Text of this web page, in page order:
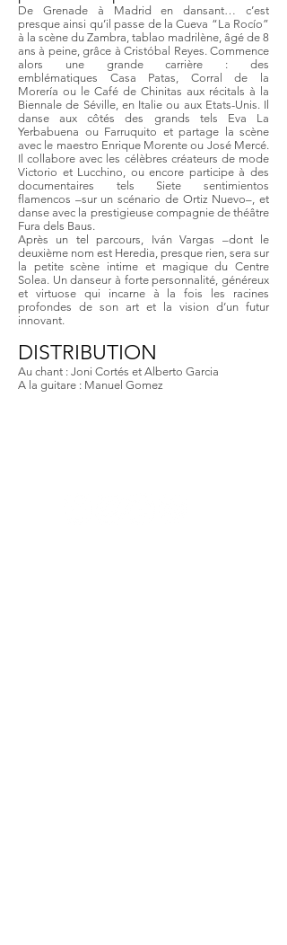
De Grenade à Madrid en dansant… c’est
presque ainsi qu’il passe de la Cueva “La Rocío”
à la scène du Zambra, tablao madrilène, âgé de 8
ans à peine, grâce à Cristóbal Reyes. Commence
alors une grande carrière : des
emblématiques Casa Patas, Corral de la
Morería ou le Café de Chinitas aux récitals à la
Biennale de Séville, en Italie ou aux Etats-Unis. Il
danse aux côtés des grands tels Eva La
Yerbabuena ou Farruquito et partage la scène
avec le maestro Enrique Morente ou José Mercé.
Il collabore avec les célèbres créateurs de mode
Victorio et Lucchino, ou encore participe à des
documentaires tels Siete sentimientos
flamencos –sur un scénario de Ortiz Nuevo–, et
danse avec la prestigieuse compagnie de théâtre
Fura dels Baus.
Après un tel parcours, Iván Vargas –dont le
deuxième nom est Heredia, presque rien, sera sur
la petite scène intime et magique du Centre
Solea. Un danseur à forte personnalité, généreux
et virtuose qui incarne à la fois les racines
profondes de son art et la vision d’un futur
innovant.
DISTRIBUTION
Au chant : Joni Cortés et Alberto Garcia
A la guitare : Manuel Gomez